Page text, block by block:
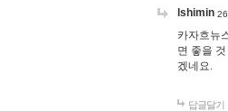
lshimin
카자흐뉴
면 좋을
겠네요.
답글달기